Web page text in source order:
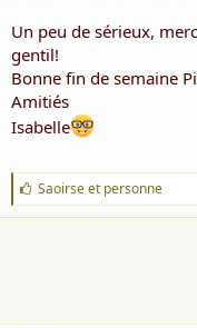
Un peu de sérieux,
gentil!
Bonne fin de semaine
Amitiés
Isabelle
J
'
a
Saoirseet personne